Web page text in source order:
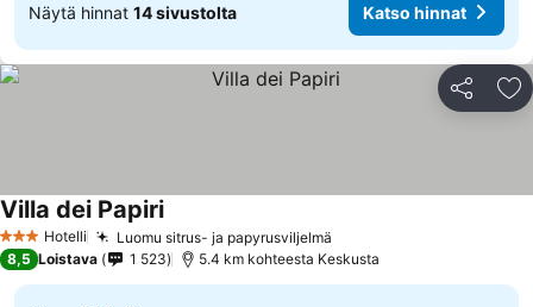
Näytä hinnat 14 sivustolta Katso hinnat
Jaa
3 Tähtiluokitus
Hotelli Luomu sitrus- ja papyrusviljelmä
Villa dei Papiri
8,5 Loistava 1 523 5.4 km kohteesta Keskusta